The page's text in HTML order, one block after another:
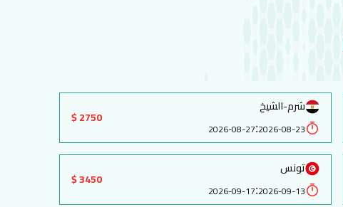
شرم-الشيخ
2026-08-23
:
2026-08-27
2750 $
تونس
2026-09-13
:
2026-09-17
3450 $